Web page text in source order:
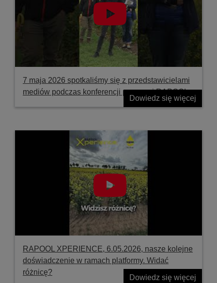
7 maja 2026 spotkaliśmy się z przedstawicielami
mediów podczas konferencji prasowej RAPOOL
Dowiedz się więcej
RAPOOL XPERIENCE, 6.05.2026, nasze kolejne
doświadczenie w ramach platformy. Widać
różnicę?
Dowiedz się więcej